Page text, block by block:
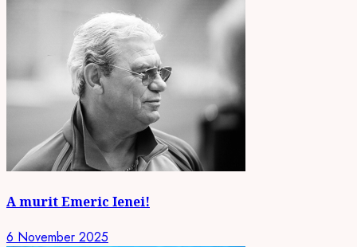
A murit Emeric Ienei!
6 November 2025